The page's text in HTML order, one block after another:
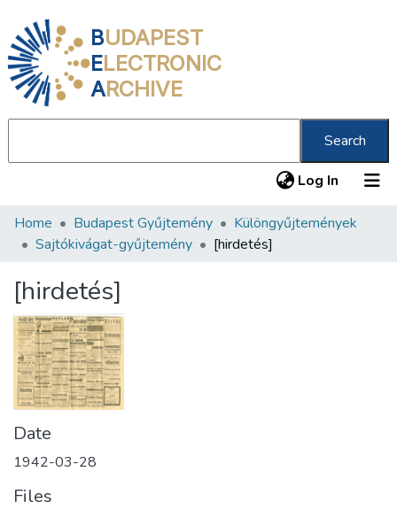
BUDAPEST
ELECTRONIC
ARCHIVE
Search
Log In (current)
Communities & Collections
Statistics
About us
Home Budapest Gyűjtemény
Különgyűjtemények
Sajtókivágat-gyűjtemény
[hirdetés]
[hirdetés]
Date
1942-03-28
Files